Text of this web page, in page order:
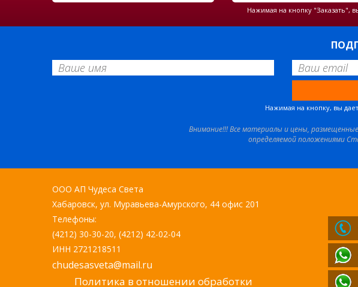
Нажимая на кнопку "Заказать",
Нажимая на кнопку, вы
Внимание!!! Все материалы и цены,
определяемой положениями
ООО АП Чудеса Света
Хабаровск, ул. Муравьева-Амурского, 44 офис 201
Телефоны:
(4212) 30-30-20, (4212) 42-02-04
ИНН 2721218511
chudesasveta@mail.ru
Политика в отношении обработки